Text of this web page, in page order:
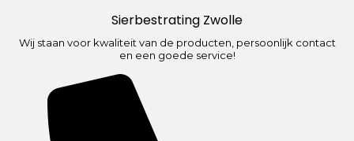
Sierbestrating Zwolle
Wij staan voor kwaliteit van de producten, persoonlijk contact
en een goede service!